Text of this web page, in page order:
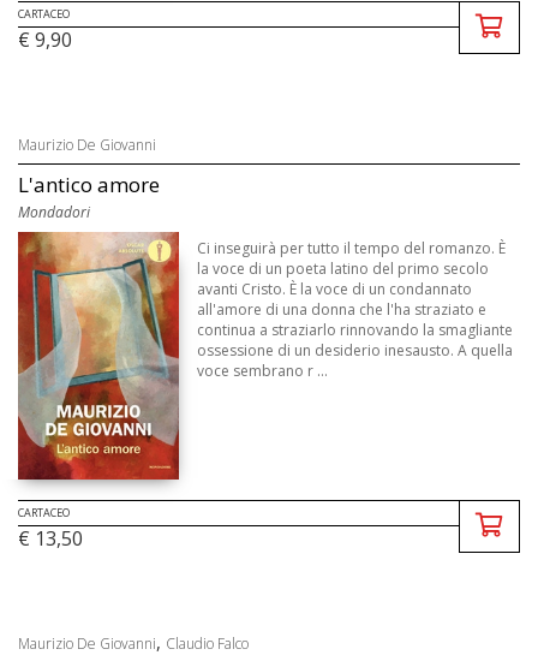
CARTACEO
€ 9,90
Maurizio De Giovanni
L'antico amore
Mondadori
Ci inseguirà per tutto il tempo del romanzo. È
la voce di un poeta latino del primo secolo
avanti Cristo. È la voce di un condannato
all'amore di una donna che l'ha straziato e
continua a straziarlo rinnovando la smagliante
ossessione di un desiderio inesausto. A quella
voce sembrano r ...
CARTACEO
€ 13,50
Maurizio De Giovanni, Claudio Falco